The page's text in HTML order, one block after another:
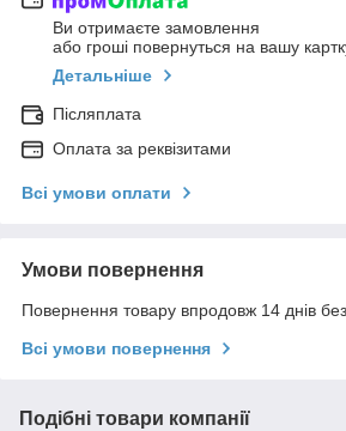
Ви отримаєте замовлення
або гроші повернуться на вашу
Детальніше
Післяплата
Оплата за реквізитами
Всі умови оплати
Умови повернення
Повернення товару впродовж 14 днів
Всі умови повернення
Подібні товари компанії